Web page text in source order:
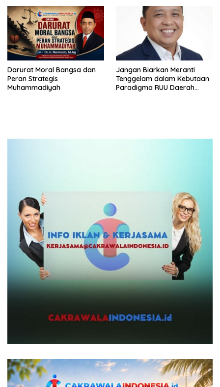
Darurat Moral Bangsa dan
Peran Strategis
Muhammadiyah
Jangan Biarkan Meranti
Tenggelam dalam Kebutaan
Paradigma RUU Daerah